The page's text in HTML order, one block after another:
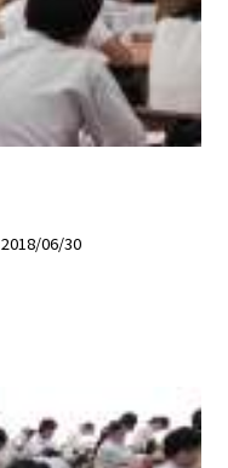
2018/06/30